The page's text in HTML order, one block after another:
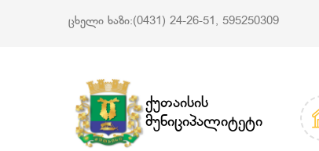
ცხელი ხაზი:(0431) 24-26-51, 595250309
ქუთაისის
მუნიციპალიტეტი